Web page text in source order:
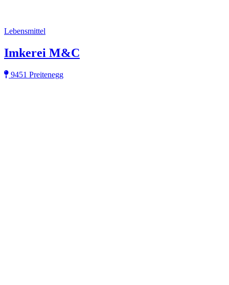
Lebensmittel
Imkerei M&C
9451 Preitenegg